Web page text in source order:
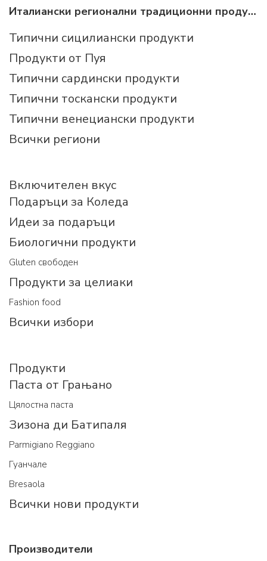
Италиански регионални традиционни продукти
Типични сицилиански продукти
Продукти от Пуя
Типични сардински продукти
Типични тоскански продукти
Типични венециански продукти
Всички региони
Включителен вкус
Подаръци за Коледа
Идеи за подаръци
Биологични продукти
Gluten свободен
Продукти за целиаки
Fashion food
Всички избори
Продукти
Паста от Грањано
Цялостна паста
Зизона ди Батипаля
Parmigiano Reggiano
Гуанчале
Bresaola
Всички нови продукти
Производители